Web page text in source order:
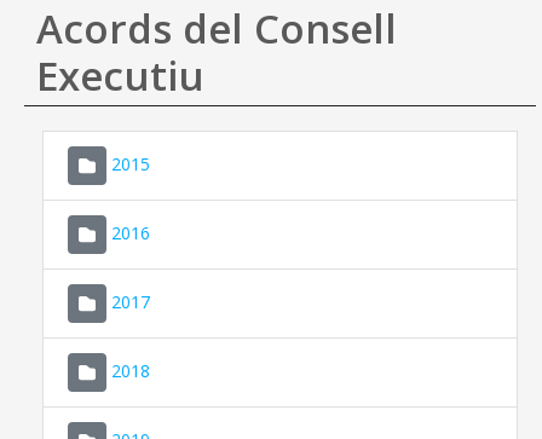
Ajuda
Acords del Consell
Executiu
2015
2016
2017
2018